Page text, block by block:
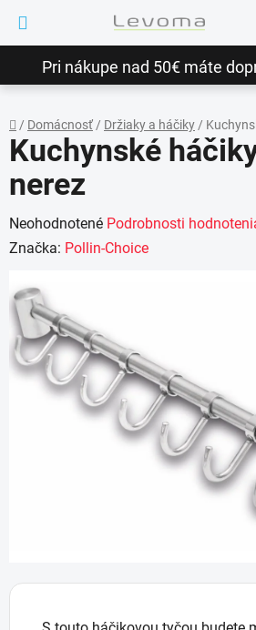
obsah
Pri nákupe nad 50€ máte
Domov
/ Domácnosť/ Držiaky a háčiky/
Kuchynské
nerez
Priemerné
hodnotenie
je
0,0
z
5
hviezdičiek.
Neohodnotené Podrobnosti
Značka: Pollin-Choice